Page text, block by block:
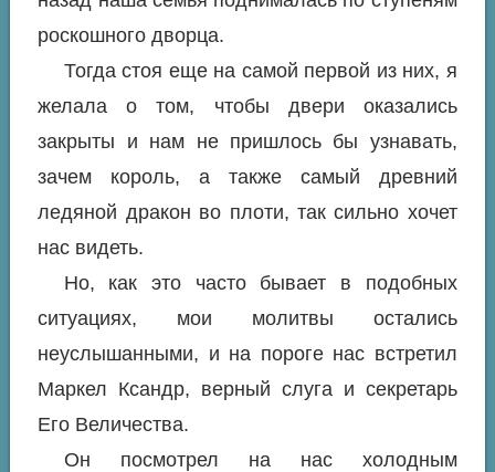
роскошного дворца.
Тогда стоя еще на самой первой из них, я
желала о том, чтобы двери оказались
закрыты и нам не пришлось бы узнавать,
зачем король, а также самый древний
ледяной дракон во плоти, так сильно хочет
нас видеть.
Но, как это часто бывает в подобных
ситуациях, мои молитвы остались
неуслышанными, и на пороге нас встретил
Маркел Ксандр, верный слуга и секретарь
Его Величества.
Он посмотрел на нас холодным